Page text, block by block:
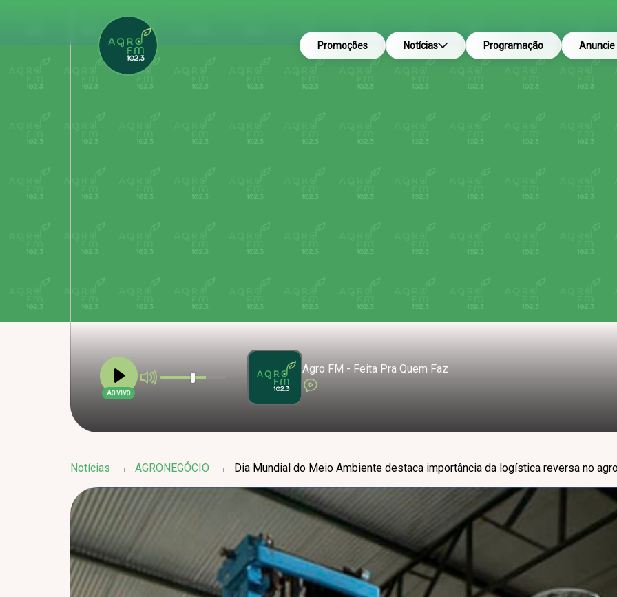
Promoções Notícias Programação Anuncie
AO VIVO
Agro FM - Feita Pra Quem Faz
Notícias → AGRONEGÓCIO → Dia Mundial do Meio Ambiente destaca importância da logística reversa no